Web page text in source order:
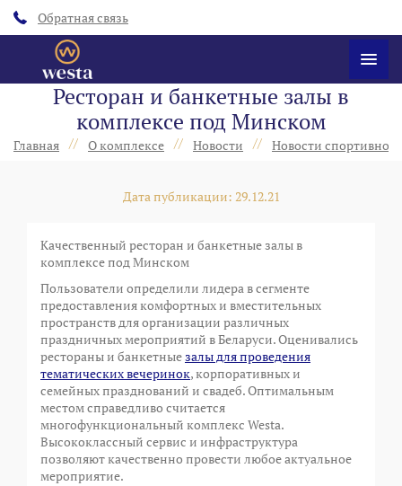
Обратная связь
Ресторан и банкетные залы в
комплексе под Минском
Главная // О комплексе // Новости // Новости
Дата публикации: 29.12.21
Качественный ресторан и банкетные залы в
комплексе под Минском
Пользователи определили лидера в сегменте
предоставления комфортных и вместительных
пространств для организации различных
праздничных мероприятий в Беларуси. Оценивались
рестораны и банкетныезалы для проведения
тематических вечеринок, корпоративных и
семейных празднований и свадеб. Оптимальным
местом справедливо считается
многофункциональный комплекс Westa.
Высококлассный сервис и инфраструктура
позволяют качественно провести любое актуальное
мероприятие.